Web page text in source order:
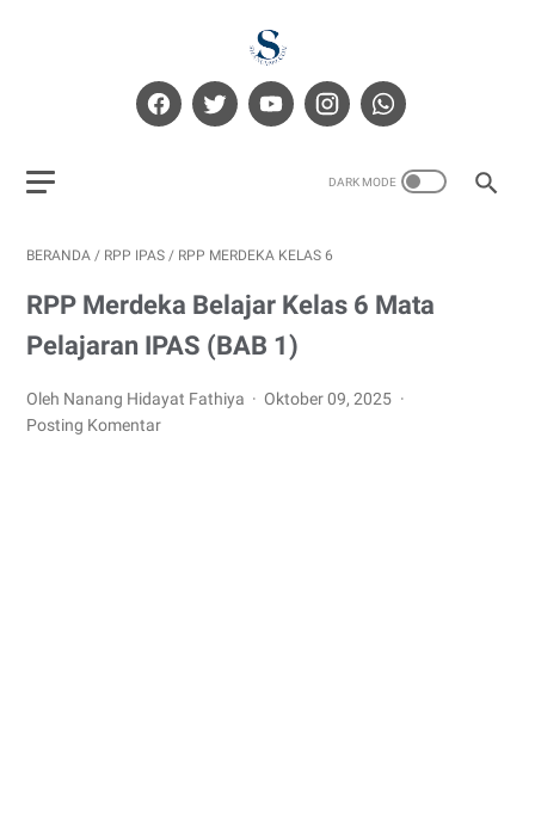
BERANDA / RPP IPAS / RPP MERDEKA KELAS 6
RPP Merdeka Belajar Kelas 6 Mata
Pelajaran IPAS (BAB 1)
Oleh Nanang Hidayat Fathiya
Oktober 09, 2025
Posting Komentar